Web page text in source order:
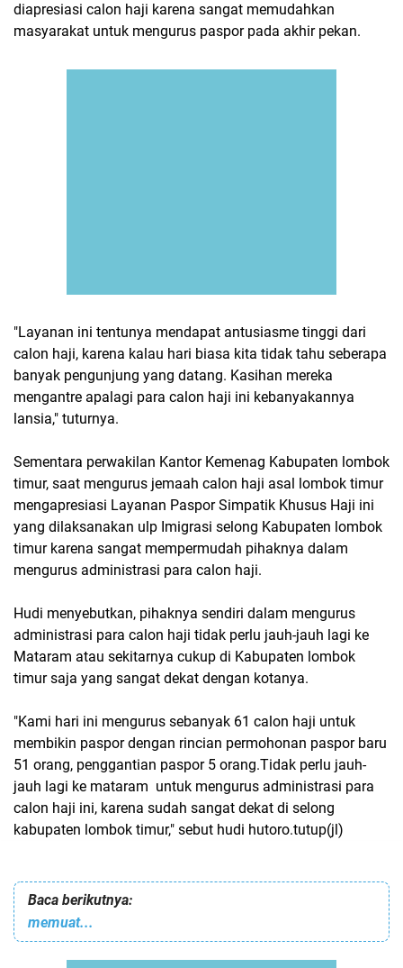
diapresiasi calon haji karena sangat memudahkan
masyarakat untuk mengurus paspor pada akhir pekan.
"Layanan ini tentunya mendapat antusiasme tinggi dari
calon haji, karena kalau hari biasa kita tidak tahu seberapa
banyak pengunjung yang datang. Kasihan mereka
mengantre apalagi para calon haji ini kebanyakannya
lansia," tuturnya.
Sementara perwakilan Kantor Kemenag Kabupaten lombok
timur, saat mengurus jemaah calon haji asal lombok timur
mengapresiasi Layanan Paspor Simpatik Khusus Haji ini
yang dilaksanakan ulp Imigrasi selong Kabupaten lombok
timur karena sangat mempermudah pihaknya dalam
mengurus administrasi para calon haji.
Hudi menyebutkan, pihaknya sendiri dalam mengurus
administrasi para calon haji tidak perlu jauh-jauh lagi ke
Mataram atau sekitarnya cukup di Kabupaten lombok
timur saja yang sangat dekat dengan kotanya.
"Kami hari ini mengurus sebanyak 61 calon haji untuk
membikin paspor dengan rincian permohonan paspor baru
51 orang, penggantian paspor 5 orang.Tidak perlu jauh-
jauh lagi ke mataram untuk mengurus administrasi para
calon haji ini, karena sudah sangat dekat di selong
kabupaten lombok timur," sebut hudi hutoro.tutup(jl)
Baca berikutnya:
memuat...